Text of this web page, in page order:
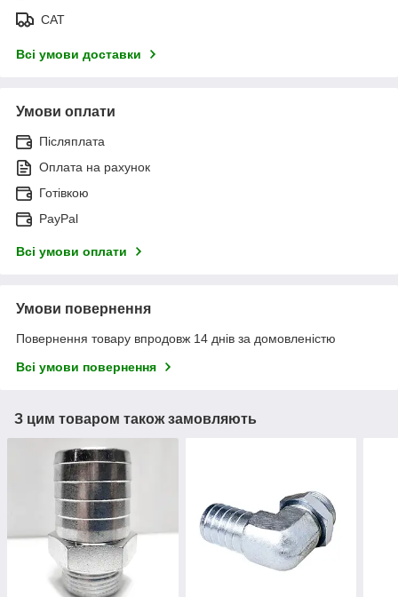
САТ
Всі умови доставки
Умови оплати
Післяплата
Оплата на рахунок
Готівкою
PayPal
Всі умови оплати
Умови повернення
Повернення товару впродовж 14 днів за домовленістю
Всі умови повернення
З цим товаром також замовляють